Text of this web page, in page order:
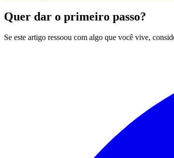
Quer dar o primeiro passo?
Se este artigo ressoou com algo que você vive,